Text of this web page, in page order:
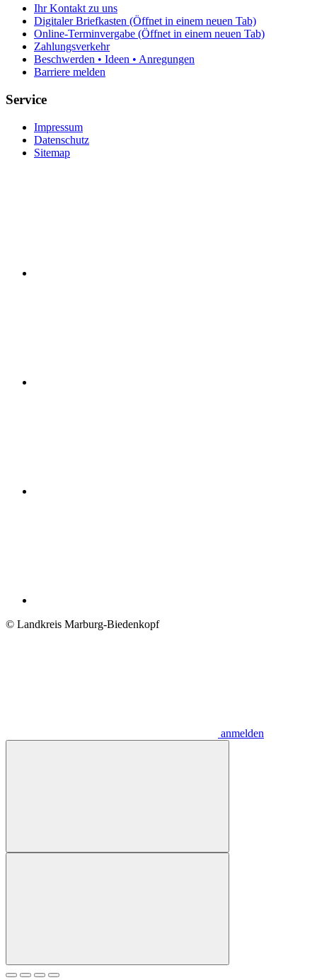
Ihr Kontakt zu uns
Digitaler Briefkasten (Öffnet in einem neuen Tab)
Online-Terminvergabe (Öffnet in einem neuen Tab)
Zahlungsverkehr
Beschwerden • Ideen • Anregungen
Barriere melden
Service
Impressum
Datenschutz
Sitemap
© Landkreis Marburg-Biedenkopf
anmelden